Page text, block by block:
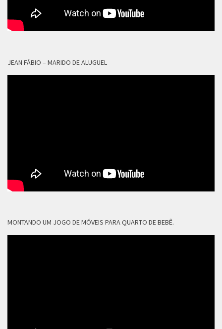
JEAN FÁBIO – MARIDO DE ALUGUEL
MONTANDO UM JOGO DE MÓVEIS PARA QUARTO DE BEBÊ.